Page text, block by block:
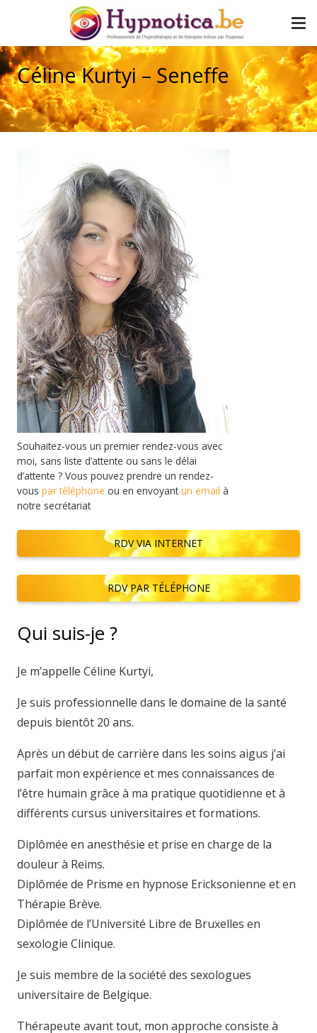
Céline Kurtyi – Seneffe
Accueil Nos hypnothérapeutes en Belgique chez Hypnotica
Souhaitez-vous un premier rendez-vous avec
moi, sans liste d’attente ou sans le délai
d’attente ? Vous pouvez prendre un rendez-
vous par téléphone ou en envoyantun email à
notre secrétariat
RDV VIA INTERNET
RDV PAR TÉLÉPHONE
Qui suis-je ?
Je m’appelle Céline Kurtyi,
Je suis professionnelle dans le domaine de la santé
depuis bientôt 20 ans.
Après un début de carrière dans les soins aigus j’ai
parfait mon expérience et mes connaissances de
l’être humain grâce à ma pratique quotidienne et à
différents cursus universitaires et formations.
Diplômée en anesthésie et prise en charge de la
douleur à Reims.
Diplômée de Prisme en hypnose Ericksonienne et en
Thérapie Brève.
Diplômée de l’Université Libre de Bruxelles en
sexologie Clinique.
Je suis membre de la société des sexologues
universitaire de Belgique.
Thérapeute avant tout, mon approche consiste à